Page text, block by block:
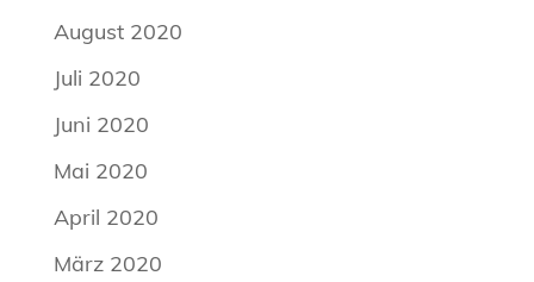
August 2020
Juli 2020
Juni 2020
Mai 2020
April 2020
März 2020